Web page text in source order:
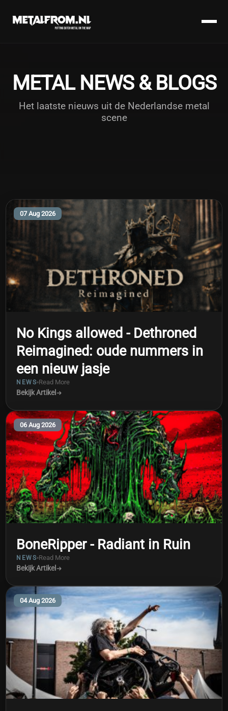
METAL NEWS & BLOGS
Het laatste nieuws uit de Nederlandse metal
scene
07 Aug 2026
No Kings allowed - Dethroned
Reimagined: oude nummers in
een nieuw jasje
NEWS Read More
Bekijk Artikel
06 Aug 2026
BoneRipper - Radiant in Ruin
NEWS Read More
Bekijk Artikel
04 Aug 2026